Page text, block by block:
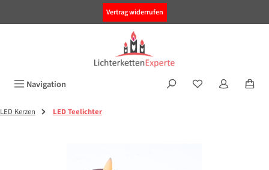
Vertrag widerrufen
Navigation
LED Kerzen LED Teelichter